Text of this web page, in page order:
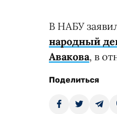
В НАБУ
народный
Авакова, в
Поделиться